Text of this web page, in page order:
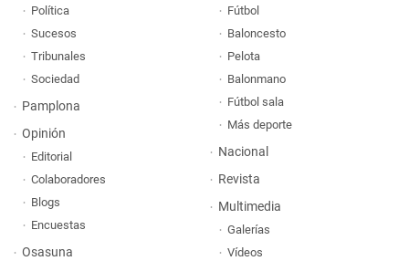
Política
Sucesos
Tribunales
Sociedad
Pamplona
Opinión
Editorial
Colaboradores
Blogs
Encuestas
Osasuna
Fútbol
Baloncesto
Pelota
Balonmano
Fútbol sala
Más deporte
Nacional
Revista
Multimedia
Galerías
Vídeos